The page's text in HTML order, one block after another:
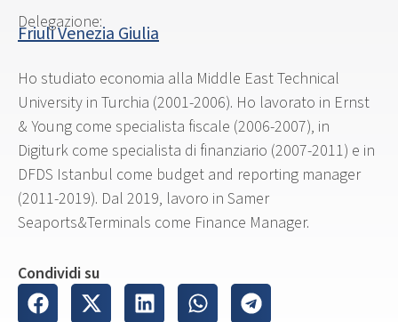
Delegazione:
Friuli Venezia Giulia
Ho studiato economia alla Middle East Technical
University in Turchia (2001-2006). Ho lavorato in Ernst
& Young come specialista fiscale (2006-2007), in
Digiturk come specialista di finanziario (2007-2011) e in
DFDS Istanbul come budget and reporting manager
(2011-2019). Dal 2019, lavoro in Samer
Seaports&Terminals come Finance Manager.
Condividi su